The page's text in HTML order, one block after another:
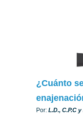
¿Cuánto
Por: L.D., C.P.C